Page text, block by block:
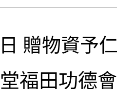
贈物資予
福田功德